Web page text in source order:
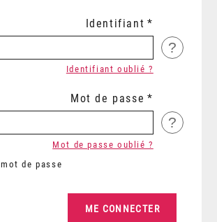
Identifiant
?
Identifiant oublié ?
Mot de passe
?
mot de passe
Mot de passe oublié ?